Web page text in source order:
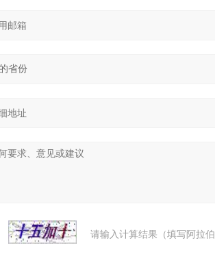
请输入计算结果（填写阿拉